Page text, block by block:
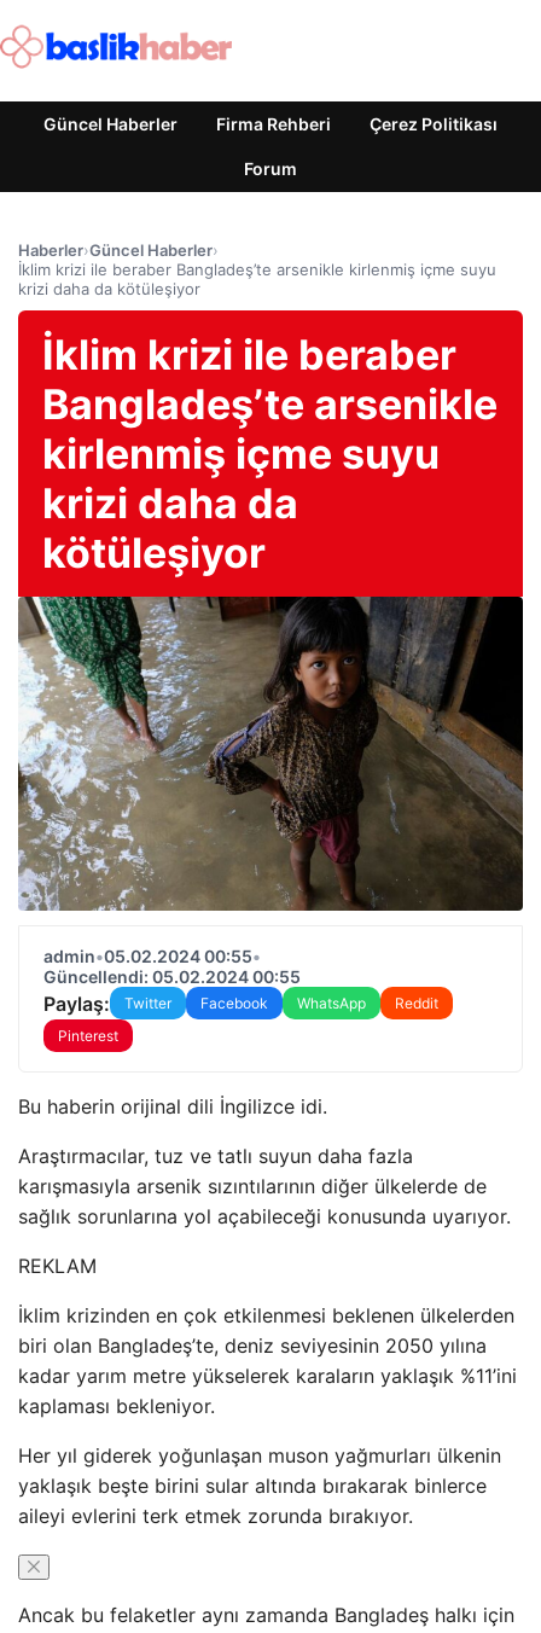
Güncel Haberler Firma Rehberi Çerez Politikası
Forum
Haberler›Güncel Haberler›
İklim krizi ile beraber Bangladeş’te arsenikle kirlenmiş içme suyu
krizi daha da kötüleşiyor
İklim krizi ile beraber
Bangladeş’te arsenikle
kirlenmiş içme suyu
krizi daha da
kötüleşiyor
admin•05.02.2024 00:55•
Güncellendi: 05.02.2024 00:55
Paylaş: Twitter Facebook WhatsApp
Reddit
Pinterest
Bu haberin orijinal dili İngilizce idi.
Araştırmacılar, tuz ve tatlı suyun daha fazla
karışmasıyla arsenik sızıntılarının diğer ülkelerde de
sağlık sorunlarına yol açabileceği konusunda uyarıyor.
REKLAM
İklim krizinden en çok etkilenmesi beklenen ülkelerden
biri olan Bangladeş’te, deniz seviyesinin 2050 yılına
kadar yarım metre yükselerek karaların yaklaşık %11’ini
kaplaması bekleniyor.
Her yıl giderek yoğunlaşan muson yağmurları ülkenin
yaklaşık beşte birini sular altında bırakarak binlerce
aileyi evlerini terk etmek zorunda bırakıyor.
Ancak bu felaketler aynı zamanda Bangladeş halkı için